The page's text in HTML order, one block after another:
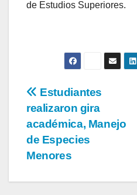
de Estudios Superiores.
Estudiantes
realizaron gira
académica, Manejo
de Especies
Menores